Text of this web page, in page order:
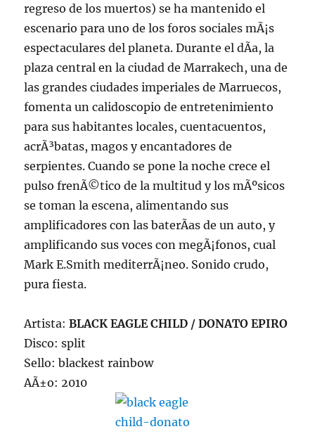
regreso de los muertos) se ha mantenido el
escenario para uno de los foros sociales mÃ¡s
espectaculares del planeta. Durante el dÃ­a, la
plaza central en la ciudad de Marrakech, una de
las grandes ciudades imperiales de Marruecos,
fomenta un calidoscopio de entretenimiento
para sus habitantes locales, cuentacuentos,
acrÃ³batas, magos y encantadores de
serpientes. Cuando se pone la noche crece el
pulso frenÃ©tico de la multitud y los mÃºsicos
se toman la escena, alimentando sus
amplificadores con las baterÃ­as de un auto, y
amplificando sus voces con megÃ¡fonos, cual
Mark E.Smith mediterrÃ¡neo. Sonido crudo,
pura fiesta.
Artista:BLACK EAGLE CHILD / DONATO EPIRO
Disco: split
Sello: blackest rainbow
AÃ±o: 2010